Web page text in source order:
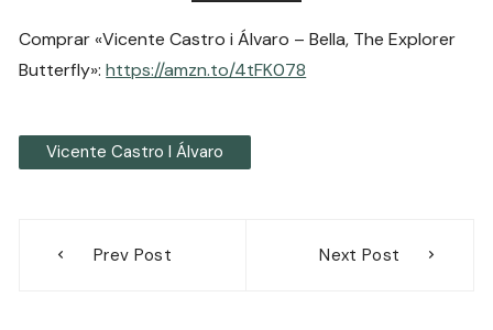
Comprar «Vicente Castro i Álvaro – Bella, The Explorer
Butterfly»:https://amzn.to/4tFK078
Vicente Castro I Álvaro
Prev Post Next Post